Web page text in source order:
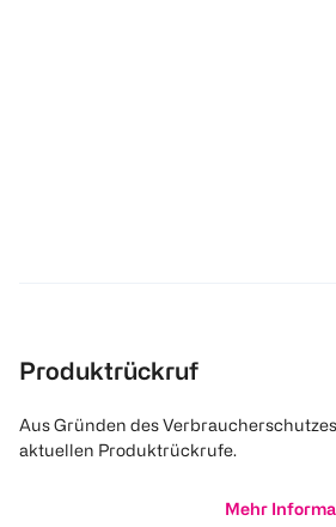
Produktrückruf
Aus Gründen des
aktuellen Produktrückrufe.
Mehr